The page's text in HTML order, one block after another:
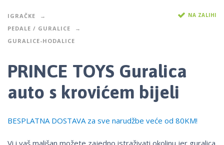
IGRAČKE
PEDALE / GURALICE
GURALICE-HODALICE
NA ZALIHI
PRINCE TOYS Guralica
auto s krovićem bijeli
BESPLATNA DOSTAVA za sve narudžbe veće od 80KM!